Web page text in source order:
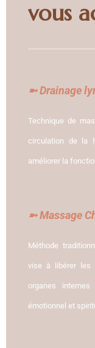
vous
➼ Drainage
Technique de
circulation de la
améliorer la
➼ Massage
Méthode
vise à libérer les
organes
émotionnel et